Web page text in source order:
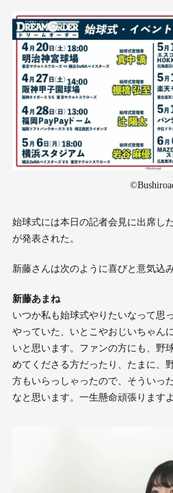
始球式には本日の記者会見に出席し
が発表された。
新藤さんは次のように喜びと意気込
新藤あまね
いつか私も始球式やりたいなって思
やっていた、いとこやおじいちゃん
いと思います。ファンの方にも、野
めてくださる方だったり、たまに、
方もいらっしゃったので、そういっ
なと思います。一生懸命頑張ります